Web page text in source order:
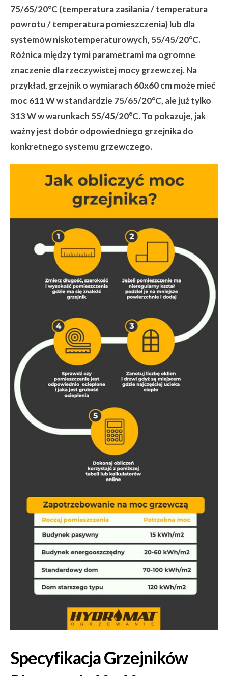
75/65/20°C (temperatura zasilania / temperatura
powrotu / temperatura pomieszczenia) lub dla
systemów niskotemperaturowych, 55/45/20°C.
Różnica między tymi parametrami ma ogromne
znaczenie dla rzeczywistej mocy grzewczej. Na
przykład, grzejnik o wymiarach 60x60 cm może mieć
moc 611 W w standardzie 75/65/20°C, ale już tylko
313 W w warunkach 55/45/20°C. To pokazuje, jak
ważny jest dobór odpowiedniego grzejnika do
konkretnego systemu grzewczego.
Specyfikacja Grzejników